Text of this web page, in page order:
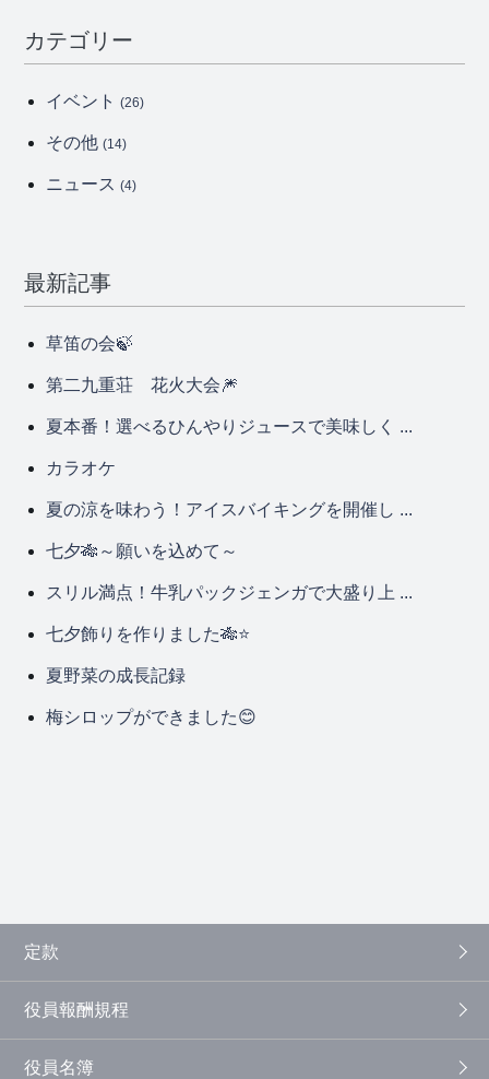
カテゴリー
イベント(26)
その他(14)
ニュース(4)
最新記事
草笛の会🍃
第二九重荘 花火大会🎆
夏本番！選べるひんやりジュースで美味しく ...
カラオケ
夏の涼を味わう！アイスバイキングを開催し ...
七夕🎋～願いを込めて～
スリル満点！牛乳パックジェンガで大盛り上 ...
七夕飾りを作りました🎋⭐
夏野菜の成長記録
梅シロップができました😊
定款
役員報酬規程
役員名簿